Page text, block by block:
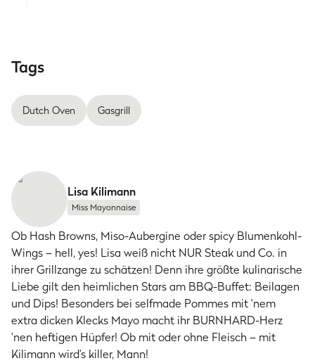
Tags
Dutch Oven Gasgrill
Lisa Kilimann
Miss Mayonnaise
Ob Hash Browns, Miso-Aubergine oder spicy Blumenkohl-
Wings – hell, yes! Lisa weiß nicht NUR Steak und Co. in
ihrer Grillzange zu schätzen! Denn ihre größte kulinarische
Liebe gilt den heimlichen Stars am BBQ-Buffet: Beilagen
und Dips! Besonders bei selfmade Pommes mit 'nem
extra dicken Klecks Mayo macht ihr BURNHARD-Herz
'nen heftigen Hüpfer! Ob mit oder ohne Fleisch – mit
Kilimann wird’s killer, Mann!